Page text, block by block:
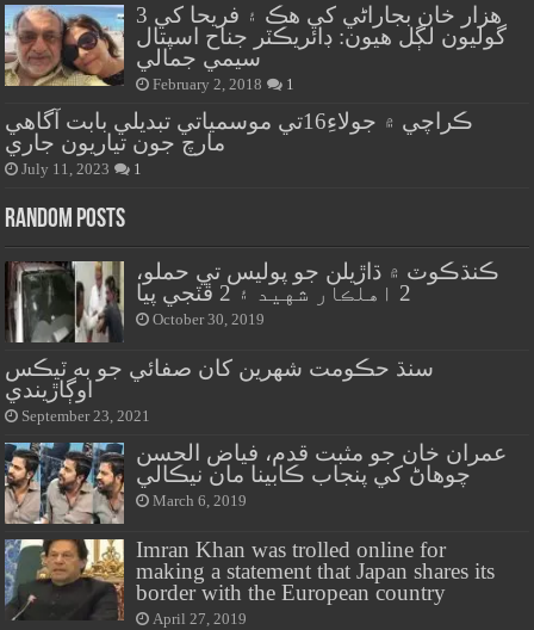
هزار خان بجاراڻي کي هڪ ۽ فريحا کي 3
گوليون لڳل هيون: ڊائريڪٽر جناح اسپتال
سيمي جمالي
February 2, 2018 1
ڪراچي ۾ جولاءِ16تي موسمياتي تبديلي بابت آگاهي
مارچ جون تياريون جاري
July 11, 2023 1
Random Posts
ڪنڌڪوٽ ۾ ڌاڙيلن جو پوليس تي حملو،
2 اهلڪار شهيد ۽ 2 ڦٽجي پيا
October 30, 2019
سنڌ حڪومت شهرين کان صفائي جو به ٽيڪس
اوڳاڙيندي
September 23, 2021
عمران خان جو مثبت قدم، فياض الحسن
چوهاڻ کي پنجاب ڪابينا مان نيڪالي
March 6, 2019
Imran Khan was trolled online for
making a statement that Japan shares its
border with the European country
April 27, 2019